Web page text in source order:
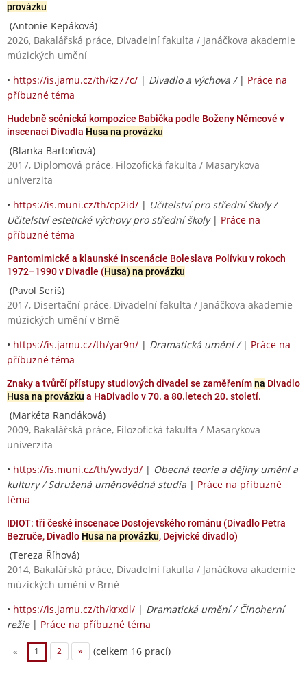
provázku
(Antonie Kepáková)
2026, Bakalářská práce, Divadelní fakulta / Janáčkova akademie
múzických umění
• https://is.jamu.cz/th/kz77c/ | Divadlo a výchova / | Práce na
příbuzné téma
Hudebně scénická kompozice Babička podle Boženy Němcové v
inscenaci Divadla Husa na provázku
(Blanka Bartoňová)
2017, Diplomová práce, Filozofická fakulta / Masarykova
univerzita
• https://is.muni.cz/th/cp2id/ | Učitelství pro střední školy /
Učitelství estetické výchovy pro střední školy| Práce na
příbuzné téma
Pantomimické a klaunské inscenácie Boleslava Polívku v rokoch
1972–1990 v Divadle (Husa) na provázku
(Pavol Seriš)
2017, Disertační práce, Divadelní fakulta / Janáčkova akademie
múzických umění v Brně
• https://is.jamu.cz/th/yar9n/ | Dramatická umění / | Práce na
příbuzné téma
Znaky a tvůrčí přístupy studiových divadel se zaměřenímna Divadlo
Husa na provázku a HaDivadlo v 70. a 80.letech 20. století.
(Markéta Randáková)
2009, Bakalářská práce, Filozofická fakulta / Masarykova
univerzita
• https://is.muni.cz/th/ywdyd/ | Obecná teorie a dějiny umění a
kultury / Sdružená uměnovědná studia | Práce na příbuzné
téma
IDIOT: tři české inscenace Dostojevského románu (Divadlo Petra
Bezruče, Divadlo Husa na provázku, Dejvické divadlo)
(Tereza Říhová)
2014, Bakalářská práce, Divadelní fakulta / Janáčkova akademie
múzických umění v Brně
• https://is.jamu.cz/th/krxdl/ | Dramatická umění / Činoherní
režie| Práce na příbuzné téma
« 1 2 » (celkem 16 prací)